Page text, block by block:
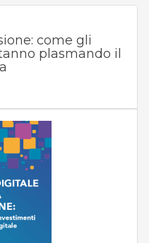
come gli
plasmando il